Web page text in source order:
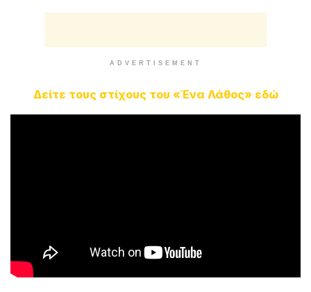
ADVERTISEMENT
Δείτε τους στίχους του «Ένα Λάθος» εδώ